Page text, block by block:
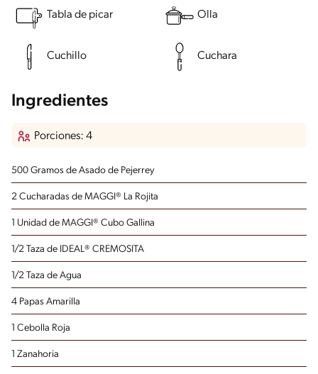
Tabla de picar Olla
Cuchillo Cuchara
Ingredientes
Porciones: 4
500 Gramos de Asado de Pejerrey
2 Cucharadas de MAGGI® La Rojita
1 Unidad de MAGGI® Cubo Gallina
1/2 Taza de IDEAL® CREMOSITA
1/2 Taza de Agua
4 Papas Amarilla
1 Cebolla Roja
1 Zanahoria